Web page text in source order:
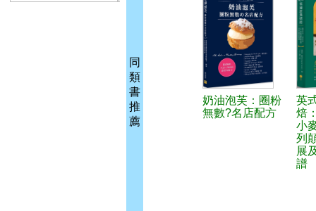
同
類
書
推
薦
奶油泡芙：圈粉
無數?名店配方
英
焙
小
列
展
譜